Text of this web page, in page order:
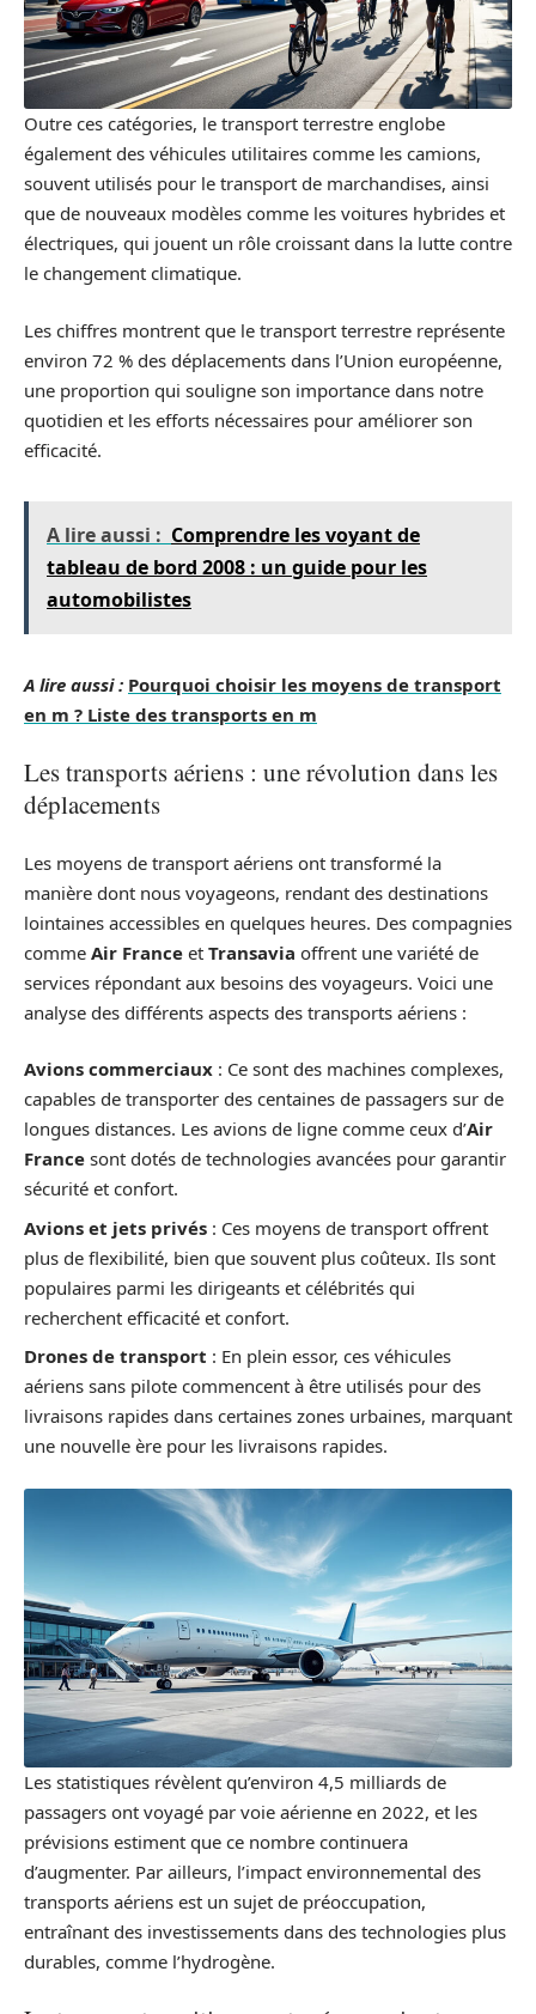
Outre ces catégories, le transport terrestre englobe
également des véhicules utilitaires comme les camions,
souvent utilisés pour le transport de marchandises, ainsi
que de nouveaux modèles comme les voitures hybrides et
électriques, qui jouent un rôle croissant dans la lutte contre
le changement climatique.
Les chiffres montrent que le transport terrestre représente
environ 72 % des déplacements dans l’Union européenne,
une proportion qui souligne son importance dans notre
quotidien et les efforts nécessaires pour améliorer son
efficacité.
A lire aussi : Comprendre les voyant de
tableau de bord 2008 : un guide pour les
automobilistes
A lire aussi : Pourquoi choisir les moyens de transport
en m ? Liste des transports en m
Les transports aériens : une révolution dans les
déplacements
Les moyens de transport aériens ont transformé la
manière dont nous voyageons, rendant des destinations
lointaines accessibles en quelques heures. Des compagnies
comme Air France et Transavia offrent une variété de
services répondant aux besoins des voyageurs. Voici une
analyse des différents aspects des transports aériens :
Avions commerciaux : Ce sont des machines complexes,
capables de transporter des centaines de passagers sur de
longues distances. Les avions de ligne comme ceux d’Air
France sont dotés de technologies avancées pour garantir
sécurité et confort.
Avions et jets privés : Ces moyens de transport offrent
plus de flexibilité, bien que souvent plus coûteux. Ils sont
populaires parmi les dirigeants et célébrités qui
recherchent efficacité et confort.
Drones de transport : En plein essor, ces véhicules
aériens sans pilote commencent à être utilisés pour des
livraisons rapides dans certaines zones urbaines, marquant
une nouvelle ère pour les livraisons rapides.
Les statistiques révèlent qu’environ 4,5 milliards de
passagers ont voyagé par voie aérienne en 2022, et les
prévisions estiment que ce nombre continuera
d’augmenter. Par ailleurs, l’impact environnemental des
transports aériens est un sujet de préoccupation,
entraînant des investissements dans des technologies plus
durables, comme l’hydrogène.